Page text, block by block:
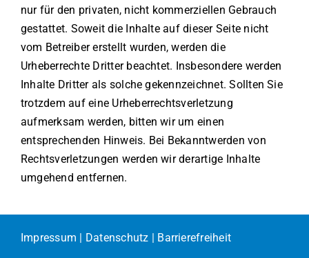
nur für den privaten, nicht kommerziellen Gebrauch
gestattet. Soweit die Inhalte auf dieser Seite nicht
vom Betreiber erstellt wurden, werden die
Urheberrechte Dritter beachtet. Insbesondere werden
Inhalte Dritter als solche gekennzeichnet. Sollten Sie
trotzdem auf eine Urheberrechtsverletzung
aufmerksam werden, bitten wir um einen
entsprechenden Hinweis. Bei Bekanntwerden von
Rechtsverletzungen werden wir derartige Inhalte
umgehend entfernen.
Impressum | Datenschutz | Barrierefreiheit